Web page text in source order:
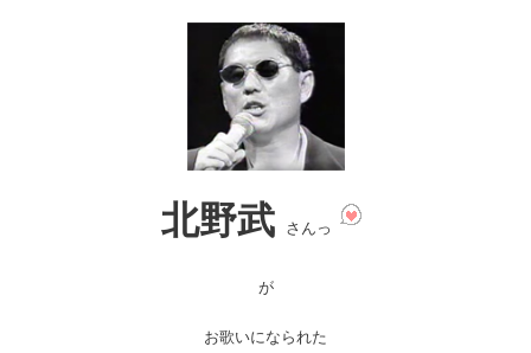
北野武 さんっ
が
お歌いになられた